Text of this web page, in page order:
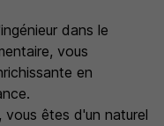
dans le
vous
en
êtes d'un naturel